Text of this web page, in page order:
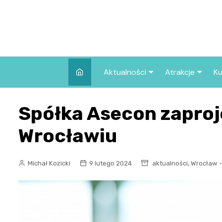
Aktualności
Wszystkie wpisy
Atrakcje
we Wrocławiu
Spółka Asecon
Wrocławiu
Michał Kozicki 9 lutego 2024 aktualności, Wrocław